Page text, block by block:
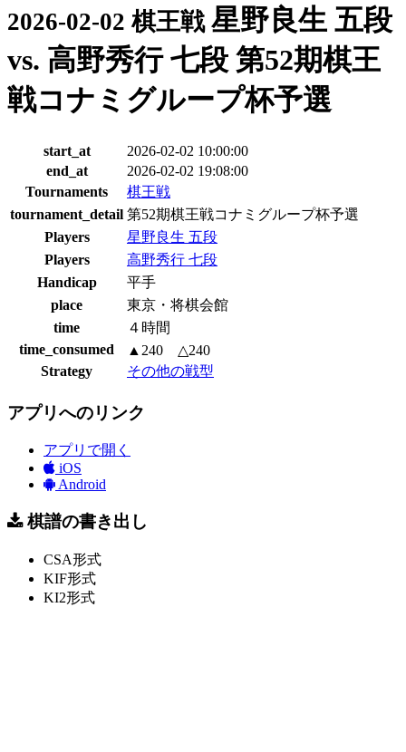
2026-02-02 棋王戦 星野良生 五段
vs. 高野秀行 七段 第52期棋王
戦コナミグループ杯予選
start_at
2026-02-02 10:00:00
end_at
2026-02-02 19:08:00
Tournaments
棋王戦
tournament_detail 第52期棋王戦コナミグループ杯予選
Players
星野良生 五段
Players
高野秀行 七段
Handicap
平手
place
東京・将棋会館
time
４時間
time_consumed
▲240 △240
Strategy
その他の戦型
アプリへのリンク
アプリで開く
iOS
Android
棋譜の書き出し
CSA形式
KIF形式
KI2形式